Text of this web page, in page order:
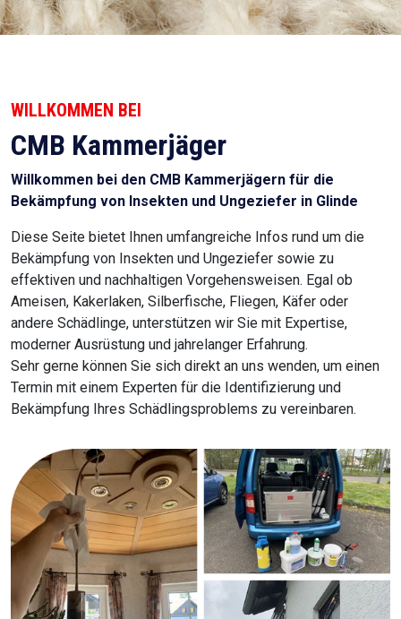
WILLKOMMEN BEI
CMB Kammerjäger
Willkommen bei den CMB Kammerjägern für die
Bekämpfung von Insekten und Ungeziefer in Glinde
Diese Seite bietet Ihnen umfangreiche Infos rund um die
Bekämpfung von Insekten und Ungeziefer sowie zu
effektiven und nachhaltigen Vorgehensweisen. Egal ob
Ameisen, Kakerlaken, Silberfische, Fliegen, Käfer oder
andere Schädlinge, unterstützen wir Sie mit Expertise,
moderner Ausrüstung und jahrelanger Erfahrung.
Sehr gerne können Sie sich direkt an uns wenden, um einen
Termin mit einem Experten für die Identifizierung und
Bekämpfung Ihres Schädlingsproblems zu vereinbaren.